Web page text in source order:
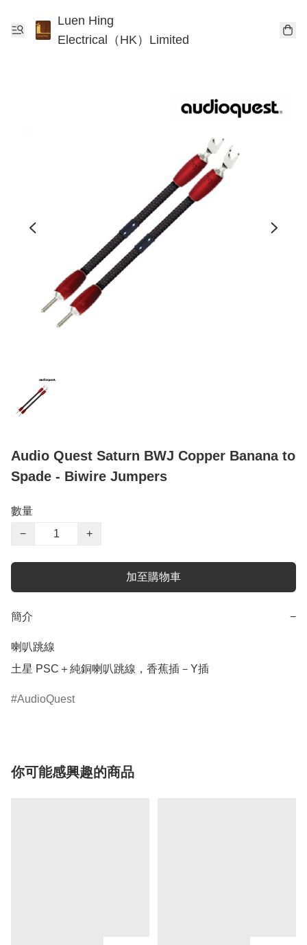
Luen Hing
Electrical（HK）Limited
Audio Quest Saturn BWJ Copper Banana to
Spade - Biwire Jumpers
數量
−
+
加至購物車
簡介 −
喇叭跳線
土星 PSC＋純銅喇叭跳線，香蕉插－Y插
AudioQuest
你可能感興趣的商品